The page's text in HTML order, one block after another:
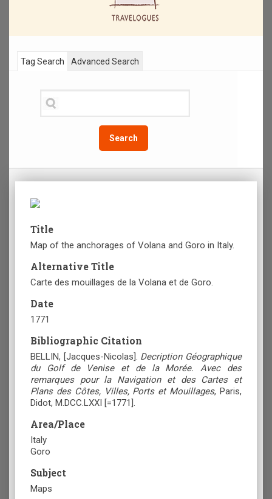
Tag Search
Search
Advanced Search
Title
Map of the anchorages of Volana and Goro in Italy.
Alternative Title
Carte des mouillages de la Volana et de Goro.
Date
1771
Bibliographic Citation
BELLIN, [Jacques-Nicolas]. Decription Géographique
du Golf de Venise et de la Morée. Avec des
remarques pour la Navigation et des Cartes et
Plans des Côtes, Villes, Ports et Mouillages, Paris,
Didot, M.DCC.LXXI [=1771].
Area/Place
Italy
Goro
Subject
Maps